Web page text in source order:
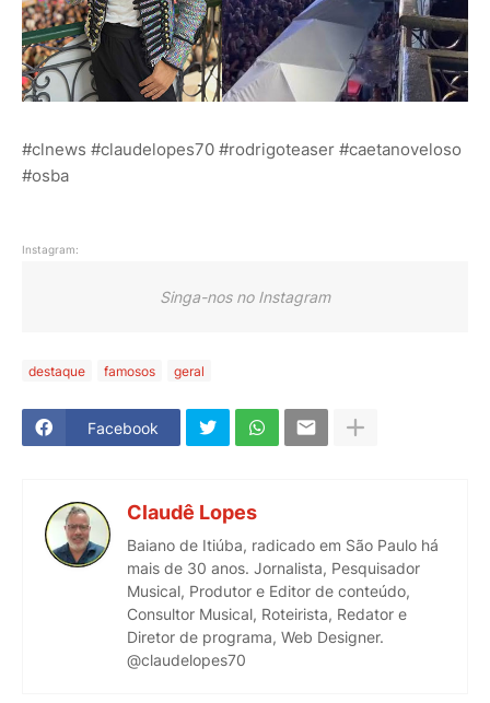
#clnews #claudelopes70 #rodrigoteaser #caetanoveloso
#osba
Instagram:
Singa-nos no Instagram
destaque famosos geral
Facebook
Claudê Lopes
Baiano de Itiúba, radicado em São Paulo há
mais de 30 anos. Jornalista, Pesquisador
Musical, Produtor e Editor de conteúdo,
Consultor Musical, Roteirista, Redator e
Diretor de programa, Web Designer.
@claudelopes70